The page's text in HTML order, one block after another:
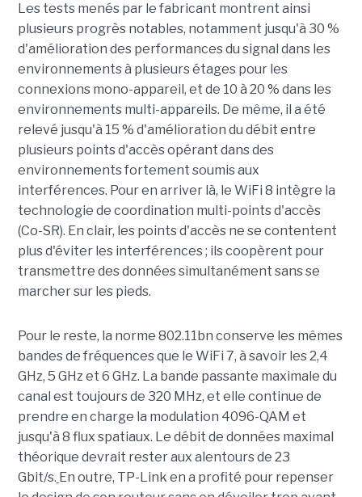
Les tests menés par le fabricant montrent ainsi
plusieurs progrès notables, notamment jusqu'à 30 %
d'amélioration des performances du signal dans les
environnements à plusieurs étages pour les
connexions mono-appareil, et de 10 à 20 % dans les
environnements multi-appareils. De même, il a été
relevé jusqu'à 15 % d'amélioration du débit entre
plusieurs points d'accès opérant dans des
environnements fortement soumis aux
interférences. Pour en arriver là, le WiFi 8 intègre la
technologie de coordination multi-points d'accès
(Co-SR). En clair, les points d'accès ne se contentent
plus d'éviter les interférences ; ils coopèrent pour
transmettre des données simultanément sans se
marcher sur les pieds.
Pour le reste, la norme 802.11bn conserve les mêmes
bandes de fréquences que le WiFi 7, à savoir les 2,4
GHz, 5 GHz et 6 GHz. La bande passante maximale du
canal est toujours de 320 MHz, et elle continue de
prendre en charge la modulation 4096-QAM et
jusqu'à 8 flux spatiaux. Le débit de données maximal
théorique devrait rester aux alentours de 23
Gbit/s. En outre, TP-Link en a profité pour repenser